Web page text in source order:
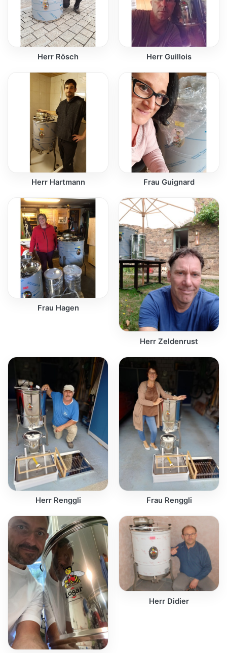
Herr Rösch Herr Guillois
Herr Hartmann Frau Guignard
Frau Hagen
Herr Zeldenrust
Herr Renggli Frau Renggli
Herr Didier